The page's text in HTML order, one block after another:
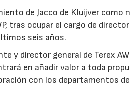
de Jacco de Kluijver como
tras ocupar el cargo de
seis años.
y director general de Terex
en añadir valor a toda
con los departamentos